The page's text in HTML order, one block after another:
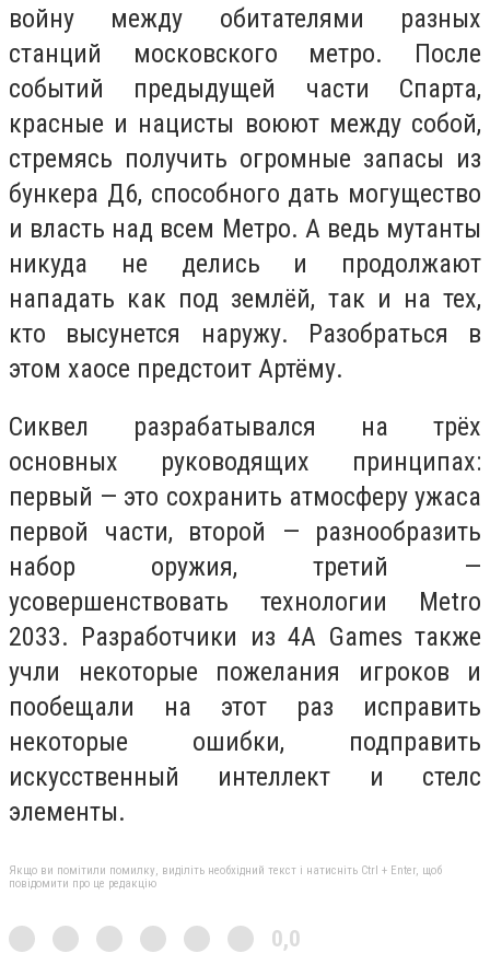
войну между обитателями разных
станций московского метро. После
событий предыдущей части Спарта,
красные и нацисты воюют между собой,
стремясь получить огромные запасы из
бункера Д6, способного дать могущество
и власть над всем Метро. А ведь мутанты
никуда не делись и продолжают
нападать как под землёй, так и на тех,
кто высунется наружу. Разобраться в
этом хаосе предстоит Артёму.
Сиквел разрабатывался на трёх
основных руководящих принципах:
первый — это сохранить атмосферу ужаса
первой части, второй — разнообразить
набор оружия, третий —
усовершенствовать технологии Metro
2033. Разработчики из 4А Games также
учли некоторые пожелания игроков и
пообещали на этот раз исправить
некоторые ошибки, подправить
искусственный интеллект и стелс
элементы.
Якщо ви помітили помилку, виділіть необхідний текст і натисніть Ctrl + Enter, щоб
повідомити про це редакцію
0,0